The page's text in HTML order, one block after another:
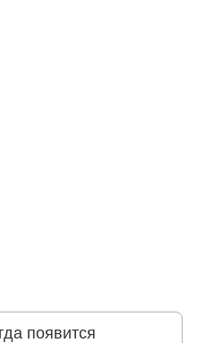
появится